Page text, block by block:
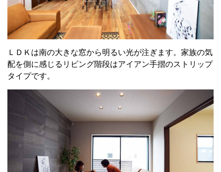
ＬＤＫは南の大きな窓から明るい光が注ぎます。家族の気
配を側に感じるリビング階段はアイアン手摺のストリップ
タイプです。